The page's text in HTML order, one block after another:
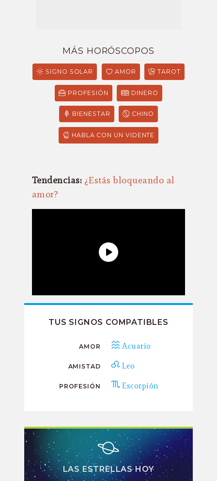
MÁS HORÓSCOPOS
SIGNO SOLAR AMOR TAROT
PROFESIÓN DINERO
BIENESTAR CHINO
HABLA CON UN VIDENTE
Tendencias: ¿Estás bloqueando al
amor?
TUS SIGNOS COMPATIBLES
AMOR Acuario
AMISTAD Leo
PROFESIÓN Escorpión
LAS ESTRELLAS HOY